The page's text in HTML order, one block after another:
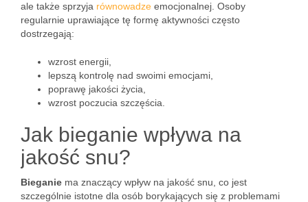
ale także sprzyja równowadze emocjonalnej. Osoby
regularnie uprawiające tę formę aktywności często
dostrzegają:
wzrost energii,
lepszą kontrolę nad swoimi emocjami,
poprawę jakości życia,
wzrost poczucia szczęścia.
Jak bieganie wpływa na
jakość snu?
Bieganie ma znaczący wpływ na jakość snu, co jest
szczególnie istotne dla osób borykających się z problemami